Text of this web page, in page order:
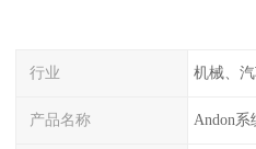
行业 机械、
产品名称 Andon系